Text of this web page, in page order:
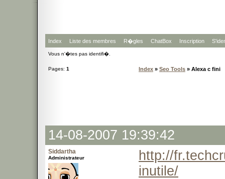
Index Liste des membres R�gles ChatBox Inscription
Vous n'�tes pas identifi�.
Pages: 1 Index » Seo Tools » Alexa c fini
14-08-2007 19:39:42
Siddartha
Administrateur
http://
inutile/